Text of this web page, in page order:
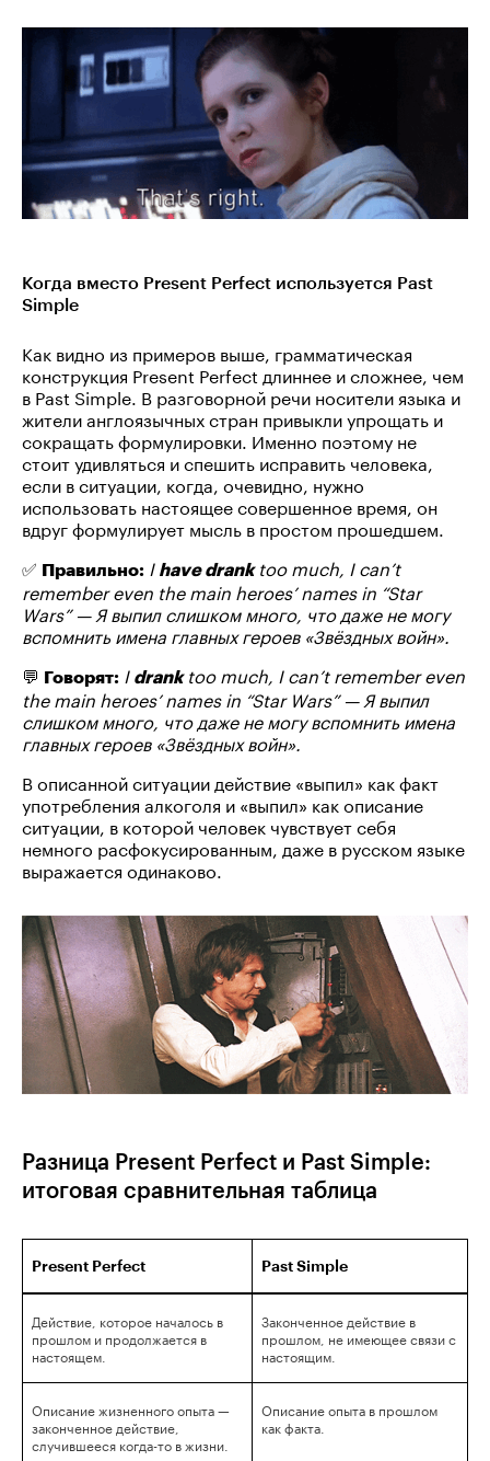
Когда вместо Present Perfect используется Past
Simple
Как видно из примеров выше, грамматическая
конструкция Present Perfect длиннее и сложнее, чем
в Past Simple. В разговорной речи носители языка и
жители англоязычных стран привыкли упрощать и
сокращать формулировки. Именно поэтому не
стоит удивляться и спешить исправить человека,
если в ситуации, когда, очевидно, нужно
использовать настоящее совершенное время, он
вдруг формулирует мысль в простом прошедшем.
✅ Правильно: I have dranktoo much, I can’t
remember even the main heroes’ names in “Star
Wars” — Я выпил слишком много, что даже не могу
вспомнить имена главных героев «Звёздных войн».
💬 Говорят: I dranktoo much, I can’t remember even
the main heroes’ names in “Star Wars” — Я выпил
слишком много, что даже не могу вспомнить имена
главных героев «Звёздных войн».
В описанной ситуации действие «выпил» как факт
употребления алкоголя и «выпил» как описание
ситуации, в которой человек чувствует себя
немного расфокусированным, даже в русском языке
выражается одинаково.
Разница Present Perfect и Past Simple:
итоговая сравнительная таблица
Present Perfect Past Simple
Действие, которое началось в
прошлом и продолжается в
настоящем.
Законченное действие в
прошлом, не имеющее связи с
настоящим.
Описание жизненного опыта —
законченное действие,
случившееся когда-то в жизни.
Описание опыта в прошлом
как факта.